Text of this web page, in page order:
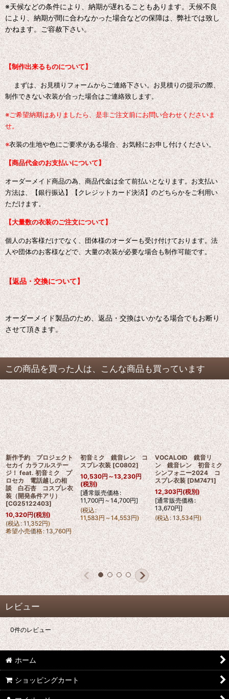
※天候などの条件により、納期が遅れることもあります。天候不良
により、納期が間に合わなかった場合などの保障は、弊社では致し
かねます。ご容赦下さい。
【制作出来るものについて】
まずは、お見積りフォームからご連絡下さい。お見積りの提示の際、
制作できない衣装が合った場合はご連絡致します。
※ご希望納期はありましたら、是非ご注文前にお問い合わせくださいま
せ。
※衣装の生地や色にご要求がある場合、お気軽にお申し付けください。
【商品代金のお支払いについて】
オーダーメイド商品の為、商品代金は全て前払いとなります。お支払い
方法は、【銀行振込】【クレジットカード決済】のどちらかをご利用い
ただけます。
【大量数の衣装のご注文について】
個人のお客様だけでなく、団体様のオーダーも受け付けております。法
人や団体のお客様などで、大量の衣装が必要な場合も制作可能です。
【返品・交換について】
オーダーメイド製品のため、返品・交換はいかなる場合でもお断り
させて頂きます。
この商品を買った人は、こんな商品も買っています
新作予約 プロジェクト
セカイ カラフルステー
ジ！ feat. 初音ミク プ
ロセカ 電話越しの相
談 白石杏 コスプレ衣
装（開発条件アリ）
[CG25122403]
10,320円(税別)
(税込 : 11,352円)
希望小売価格: 13,760円
初音ミク 鏡音レン コ
スプレ衣装 [C0802]
10,530円～13,230円
(税別)
[通常販売価格:
11,700円～14,700円]
(税込:
11,583円～14,553円)
VOCALOID 鏡音リ
ン 鏡音レン 初音ミク
シンフォニー2024 コ
スプレ衣装 [DM7471]
12,303円(税別)
[通常販売価格:
13,670円]
(税込: 13,534円)
レビュー
0件のレビュー
ホーム
ショッピングカート